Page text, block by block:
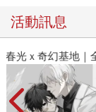
活動訊息
2026金石堂暑